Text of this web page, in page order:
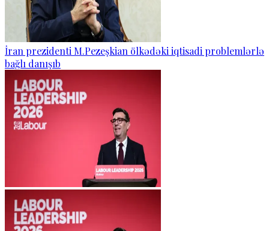
İran prezidenti M.Pezeşkian ölkədəki iqtisadi problemlərlə
bağlı danışıb